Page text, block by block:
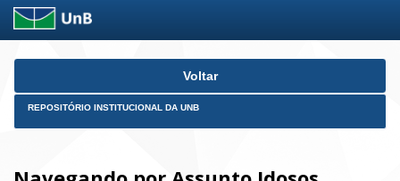
Skip
Voltar
REPOSITÓRIO INSTITUCIONAL DA UNB